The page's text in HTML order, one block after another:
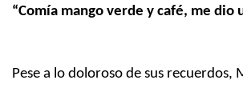
“Comía mango verde y café, me
Pese a lo doloroso de sus recuerdos,